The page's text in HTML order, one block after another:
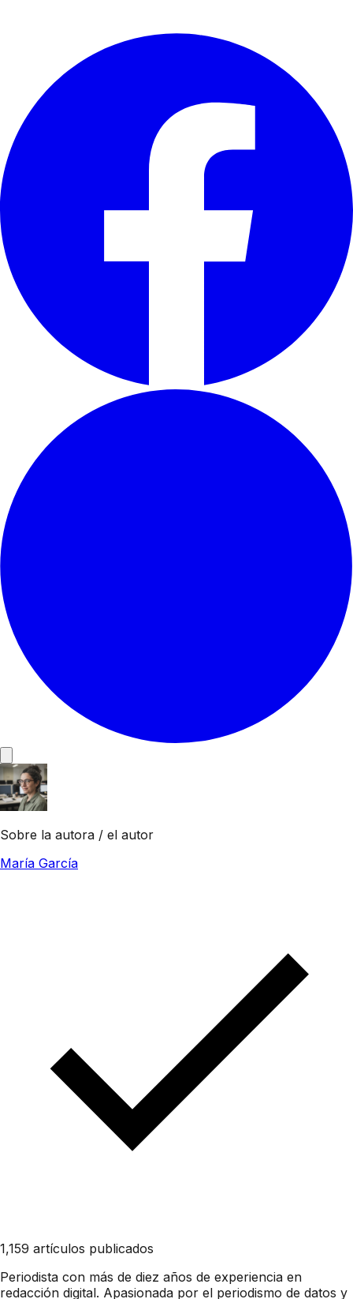
Sobre la autora / el autor
María García
1,159 artículos publicados
Periodista con más de diez años de experiencia en
redacción digital. Apasionada por el periodismo de datos y